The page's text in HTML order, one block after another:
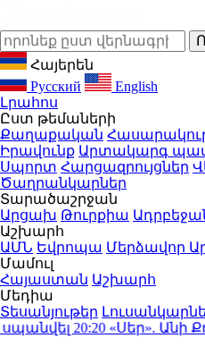
Հայերեն
Русский
English
Լրահոս
Ըստ թեմաների
Քաղաքական
Իրավունք Արտակարգ
Սպորտ Հարցազրույցներ
Ծաղրանկարներ
Տարածաշրջան
Արցախ Թուրքիա
Աշխարհ
ԱՄՆ Եվրոպա Մերձավոր
Մամուլ
Հայաստան Աշխարհ
Մեդիա
Տեսանյութեր
20:20«Սեր». Անի